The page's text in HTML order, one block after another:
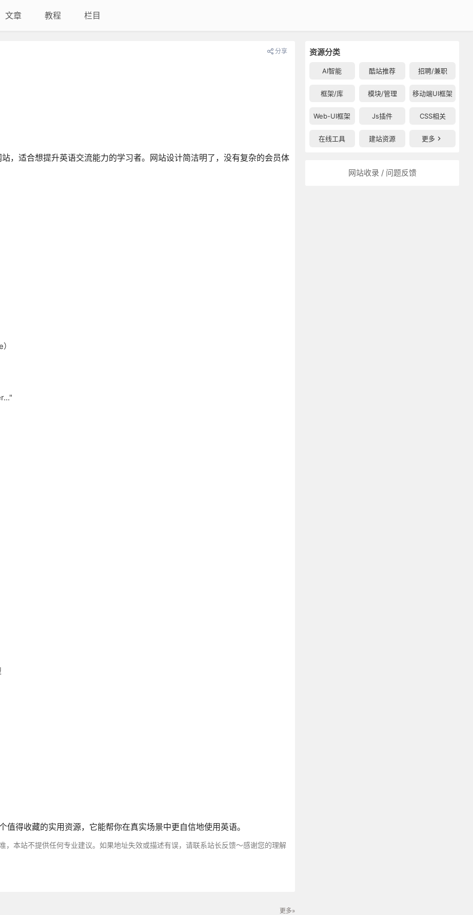
文章 教程 栏目
资源分类
AI智能 酷站推荐 招聘/兼职
框架/库 模块/管理 移动端UI框架
Web-UI框架 Js插件 CSS相关
在线工具 建站资源 更多
网站收录 / 问题反馈
分享
，适合想提升英语交流能力的学习者。网站设计简洁明了，没有复杂的会员体
得收藏的实用资源，它能帮你在真实场景中更自信地使用英语。
本站不提供任何专业建议。如果地址失效或描述有误，请联系站长反馈～感谢您的理解
更多»